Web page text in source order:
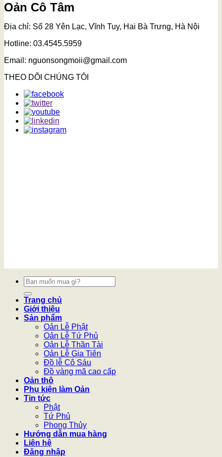
Oản Cô Tâm
Địa chỉ: Số 28 Yên Lạc, Vĩnh Tuy, Hai Bà Trưng, Hà Nội
Hotline: 03.4545.5959
Email: nguonsongmoii@gmail.com
THEO DÕI CHÚNG TÔI
Tìm
kiếm:
Trang chủ
Giới thiệu
Sản phẩm
Oản Lễ Phật
Oản Lễ Tứ Phủ
Oản Lễ Thần Tài
Oản Lễ Gia Tiên
Đồ lễ Cô Sáu
Đồ vàng mã cao cấp
Oản thô
Phụ kiện làm Oản
Tin tức
Phật
Tứ Phủ
Phong Thủy
Hướng dẫn mua hàng
Liên hệ
Đăng nhập